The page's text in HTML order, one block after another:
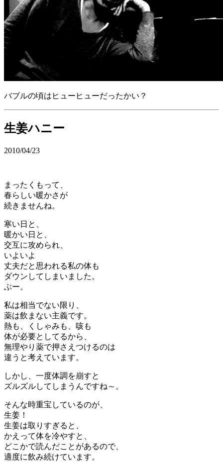
バブルの頃はヒューヒューだったかい？
生姜ハニー
2010/04/23
まったくもって、
春らしい暖かさが
続きませんね。
寒い日と、
暖かい日と、
交互に攻められ、
いよいよ
丈夫だと思われる私の体も
ダウンしてしまいました。
ぶー。
私は相当でない限り、
薬は飲まない主義です。
熱も、くしゃみも、咳も
体が必要としてるから、
無理やり薬で押さえつけるのは
違うと考えています。
しかし、一度体調を崩すと
ズルズルしてしまうんですね～。
そんな時重宝しているのが、
生姜！
生姜は取りすぎると、
かえって体を冷やすと、
どこかで読んだことがあるので、
適度に飲み続けています。